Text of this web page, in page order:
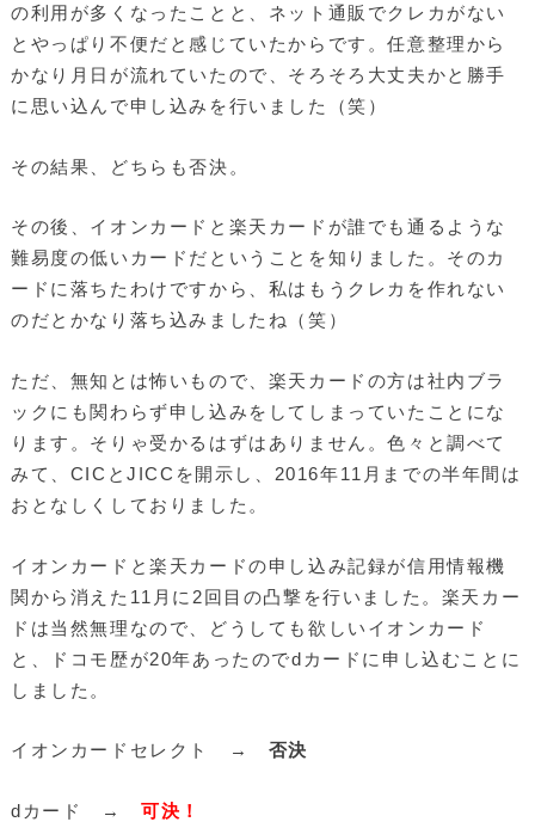
の利用が多くなったことと、ネット通販でクレカがない
とやっぱり不便だと感じていたからです。任意整理から
かなり月日が流れていたので、そろそろ大丈夫かと勝手
に思い込んで申し込みを行いました（笑）
その結果、どちらも否決。
その後、イオンカードと楽天カードが誰でも通るような
難易度の低いカードだということを知りました。そのカ
ードに落ちたわけですから、私はもうクレカを作れない
のだとかなり落ち込みましたね（笑）
ただ、無知とは怖いもので、楽天カードの方は社内ブラ
ックにも関わらず申し込みをしてしまっていたことにな
ります。そりゃ受かるはずはありません。色々と調べて
みて、CICとJICCを開示し、2016年11月までの半年間は
おとなしくしておりました。
イオンカードと楽天カードの申し込み記録が信用情報機
関から消えた11月に2回目の凸撃を行いました。楽天カー
ドは当然無理なので、どうしても欲しいイオンカード
と、ドコモ歴が20年あったのでdカードに申し込むことに
しました。
イオンカードセレクト → 否決
dカード →可決！